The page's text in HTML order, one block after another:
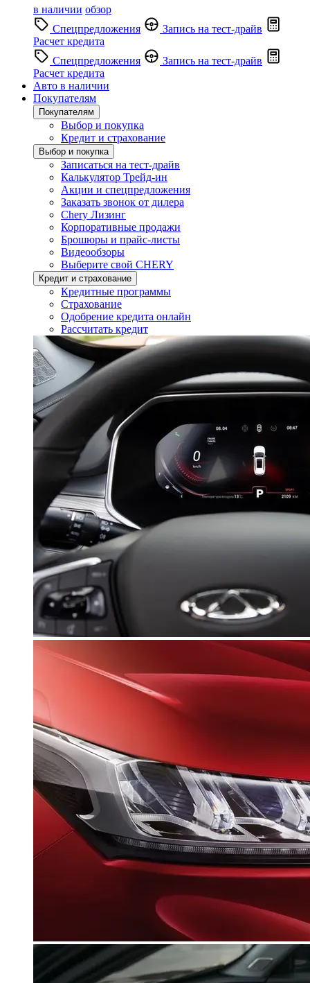
в наличии обзор
Спецпредложения
Запись на тест-драйв
Расчет кредита
Спецпредложения
Запись на тест-драйв
Расчет кредита
Авто в наличии
Покупателям
Покупателям
Выбор и покупка
Кредит и страхование
Выбор и покупка
Записаться на тест-драйв
Калькулятор Трейд-ин
Акции и спецпредложения
Заказать звонок от дилера
Chery Лизинг
Корпоративные продажи
Брошюры и прайс-листы
Видеообзоры
Выберите свой CHERY
Кредит и страхование
Кредитные программы
Страхование
Одобрение кредита онлайн
Рассчитать кредит